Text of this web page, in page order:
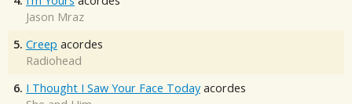
Jason Mraz
5. Creep acordes
Radiohead
6. I Thought I Saw Your Face Today acordes